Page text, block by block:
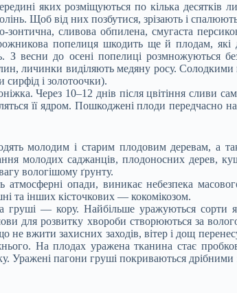
яких розміщуються по кілька десятків
Щоб від них позбутися, зрізають і
сливова обпилена, смугаста
попелиця шкодить ще й плодам,
весни до осені попелиці розмножуються
личинки виділяють медяну росу.
сирфід і золотоочки).
Через 10–12 днів після цвітіння сливи
її ядром. Пошкоджені плоди передчасно
молодим і старим плодовим деревам, а
молодих саджанців, плодоносних дерев,
вологішому ґрунту.
опади, виникає небезпека
та інших кісточкових — кокомікозом.
— кору. Найбільше уражуються сорти
для розвитку хвороби створюються за
вжити захисних заходів, вітер і дощ
На плодах уражена тканина стає
Уражені пагони груші покриваються дрібними